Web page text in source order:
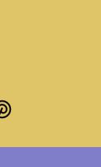
Pinterest